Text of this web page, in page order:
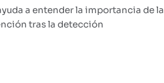
a entender la importancia de la
tras la detección